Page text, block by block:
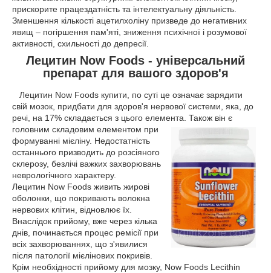
прискорите працездатність та інтелектуальну діяльність.
Зменшення кількості ацетилхоліну призведе до негативних
явищ – погіршення пам'яті, зниження психічної і розумової
активності, схильності до депресії.
Лецитин Now Foods - універсальний
препарат для вашого здоров'я
Лецитин Now Foods купити, по суті це означає зарядити
свій мозок, придбати для здоров'я нервової системи, яка, до
речі, на 17% складається з цього елемента. Також він є
головним складовим елементом при
формуванні мієліну. Недостатність
останнього призводить до розсіяного
склерозу, безлічі важких захворювань
неврологічного характеру.
Лецитин Now Foods живить жирові
оболонки, що покривають волокна
нервових клітин, відновлює їх.
Внаслідок прийому, вже через кілька
днів, починається процес ремісії при
всіх захворюваннях, що з'явилися
після патології мієлінових покривів.
Крім необхідності прийому для мозку, Now Foods Lecithin